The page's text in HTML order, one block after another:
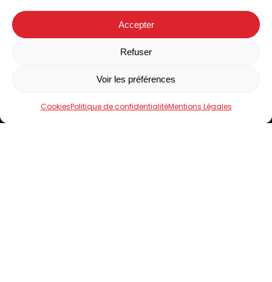
Accepter
Refuser
Voir les préférences
CookiesPolitique de confidentialitéMentions Légales
04 73 33 42 00
Suivez-nous sur Facebook
Facebook
Le Domaine de Limagne